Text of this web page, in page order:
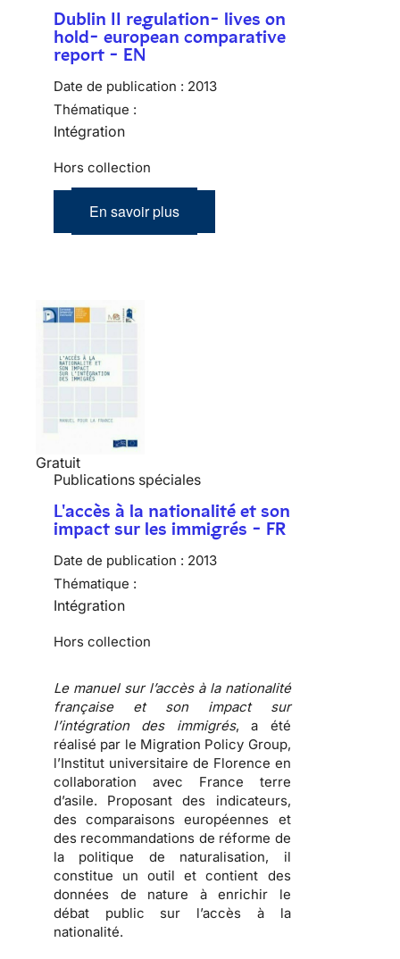
Dublin II regulation- lives on
hold- european comparative
report - EN
Date de publication : 2013
Thématique :
Intégration
Hors collection
En savoir plus
Gratuit
Publications spéciales
L'accès à la nationalité et son
impact sur les immigrés - FR
Date de publication : 2013
Thématique :
Intégration
Hors collection
Le manuel sur l’accès à la nationalité
française et son impact sur
l’intégration des immigrés, a été
réalisé par le Migration Policy Group,
l’Institut universitaire de Florence en
collaboration avec France terre
d’asile. Proposant des indicateurs,
des comparaisons européennes et
des recommandations de réforme de
la politique de naturalisation, il
constitue un outil et contient des
données de nature à enrichir le
débat public sur l’accès à la
nationalité.